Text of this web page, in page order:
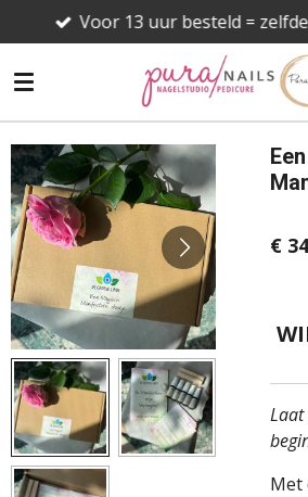
direct
naar
hoofdinhoud
Voor 13 uur besteld =
€
Met